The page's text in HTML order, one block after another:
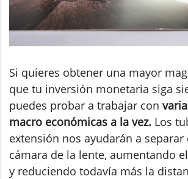
Si quieres obtener una mayor
que tu inversión monetaria siga
puedes probar a trabajar con
macro económicas a la vez. Los
extensión nos ayudarán a
cámara de la lente, aumentando
y reduciendo todavía más la